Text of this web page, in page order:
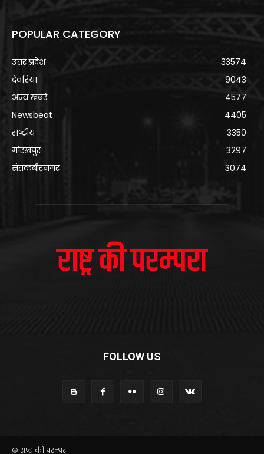
POPULAR CATEGORY
उत्तर प्रदेश
33574
देवरिया
9043
अन्य खबरे
4577
Newsbeat
4405
राष्ट्रीय
3350
गोरखपुर
3297
संतकबीरनगर
3074
FOLLOW US
© राष्ट्र की परम्परा